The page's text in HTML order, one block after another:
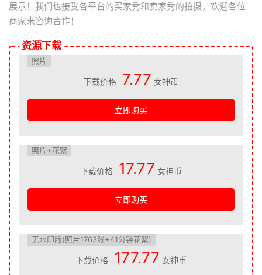
展示！我们也接受各平台的买家秀和卖家秀的拍摄，欢迎各位
商家来咨询合作！
资源下载
照片
下载价格 7.77 女神币
立即购买
照片+花絮
下载价格 17.77 女神币
立即购买
无水印版(照片1763张+41分钟花絮)
下载价格 177.77 女神币